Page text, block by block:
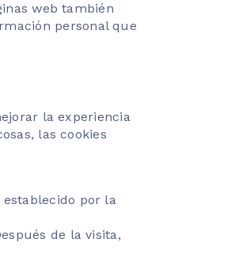
web también
personal que
la experiencia
las cookies
por la
de la visita,